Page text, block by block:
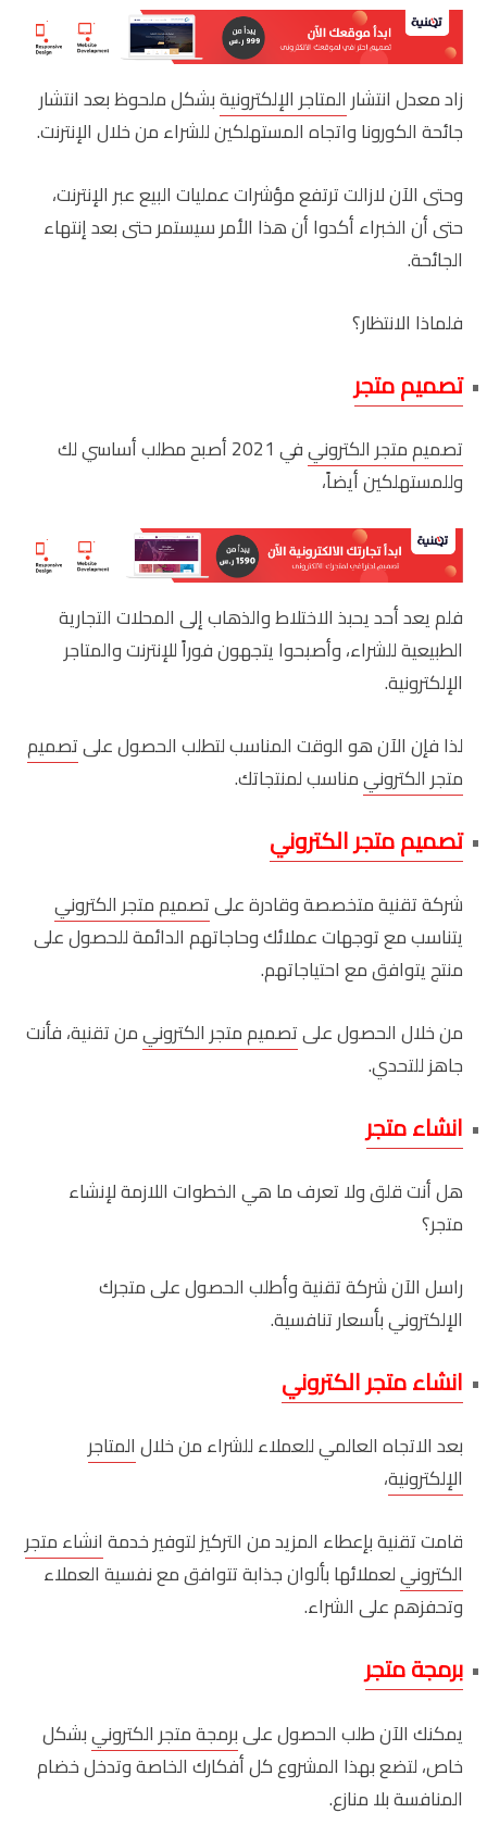
زاد معدل انتشارالمتاجر الإلكترونيةبشكل ملحوظ بعد انتشار
جائحة الكورونا واتجاه المستهلكين للشراء من خلال الإنترنت.
وحتى الآن لازالت ترتفع مؤشرات عمليات البيع عبر الإنترنت،
حتى أن الخبراء أكدوا أن هذا الأمر سيستمر حتى بعد إنتهاء
الجائحة.
فلماذا الانتظار؟
تصميم متجر
تصميم متجر الكتروني
في 2021 أصبح مطلب أساسي لك
وللمستهلكين أيضاً،
فلم يعد أحد يحبذ الاختلاط والذهاب إلى المحلات التجارية
الطبيعية للشراء، وأصبحوا يتجهون فوراً للإنترنت والمتاجر
الإلكترونية.
لذا فإن الآن هو الوقت المناسب لتطلب الحصول علىتصميم
متجر الكترونيمناسب لمنتجاتك.
تصميم متجر الكتروني
شركة تقنية متخصصة وقادرة علىتصميم متجر الكتروني
يتناسب مع توجهات عملائك وحاجاتهم الدائمة للحصول على
منتج يتوافق مع احتياجاتهم.
من خلال الحصول علىتصميم متجر الكترونيمن تقنية، فأنت
جاهز للتحدي.
انشاء متجر
هل أنت قلق ولا تعرف ما هي الخطوات اللازمة لإنشاء
متجر؟
راسل الآن شركة تقنية وأطلب الحصول على متجرك
الإلكتروني بأسعار تنافسية.
انشاء متجر الكتروني
بعد الاتجاه العالمي للعملاء للشراء من خلالالمتاجر
الإلكترونية،
قامت تقنية بإعطاء المزيد من التركيز لتوفير خدمةانشاء متجر
الكترونيلعملائها بألوان جذابة تتوافق مع نفسية العملاء
وتحفزهم على الشراء.
برمجة متجر
يمكنك الآن طلب الحصول علىبرمجة متجر الكترونيبشكل
خاص، لتضع بهذا المشروع كل أفكارك الخاصة وتدخل خضام
المنافسة بلا منازع.